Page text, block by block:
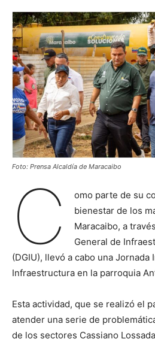
Foto: Prensa Alcaldía de Maracaibo
C
omo parte de su
bienestar de los
Maracaibo, a
General de
(DGIU), llevó a cabo una Jornada
Infraestructura en la parroquia
Esta actividad, que se realizó el
atender una serie de
de los sectores Cassiano